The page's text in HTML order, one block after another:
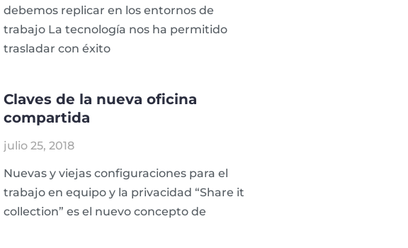
debemos replicar en los entornos de
trabajo La tecnología nos ha permitido
trasladar con éxito
Claves de la nueva oficina
compartida
julio 25, 2018
Nuevas y viejas configuraciones para el
trabajo en equipo y la privacidad “Share it
collection” es el nuevo concepto de